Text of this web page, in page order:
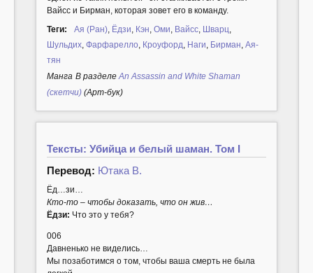
Вайсс и Бирман, которая зовет его в команду.
Теги:
Ая (Ран) Ёдзи Кэн Оми Вайсс Шварц
Шульдих Фарфарелло Кроуфорд Наги Бирман Ая-
тян
Манга В разделе An Assassin and White Shaman
(скетчи) (Арт-бук)
Тексты: Убийца и белый шаман. Том I
Перевод: Ютака В.
Ёд…зи…
Кто-то – чтобы доказать, что он жив…
Ёдзи: Что это у тебя?
006
Давненько не виделись…
Мы позаботимся о том, чтобы ваша смерть не была